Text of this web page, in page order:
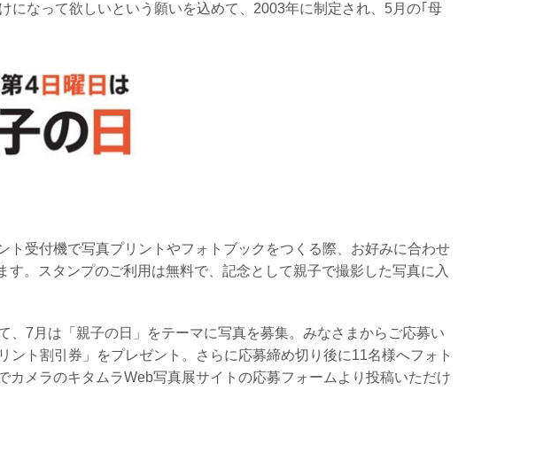
なって欲しいという願いを込めて、2003年に制定され、5月の｢母
受付機で写真プリントやフォトブックをつくる際、お好みに合わせ
。スタンプのご利用は無料で、記念として親子で撮影した写真に入
7月は「親子の日」をテーマに写真を募集。みなさまからご応募い
ト割引券」をプレゼント。さらに応募締め切り後に11名様へフォト
メラのキタムラWeb写真展サイトの応募フォームより投稿いただけ